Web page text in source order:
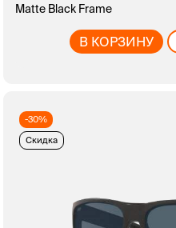
Matte Black Frame
В КОРЗИНУ
-30%
Скидка